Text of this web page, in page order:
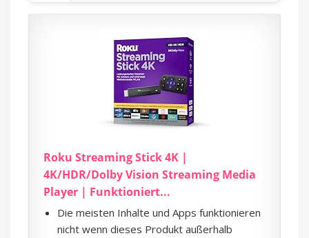
Roku Streaming Stick 4K |
4K/HDR/Dolby Vision Streaming Media
Player | Funktioniert...
Die meisten Inhalte und Apps funktionieren
nicht wenn dieses Produkt außerhalb